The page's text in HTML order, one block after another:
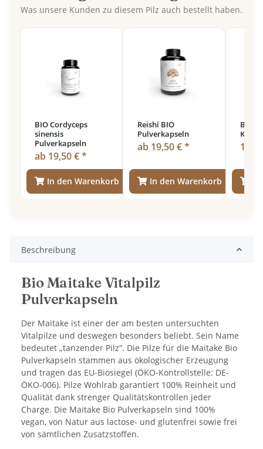
Was unsere Kunden zu diesem Pilz auch bestellt haben.
BIO Cordyceps
sinensis
Pulverkapseln
ab 19,50 € *
In den Warenkorb
Reishi BIO
Pulverkapseln
ab 19,50 € *
In den Warenkorb
BIO
Kultur
Beschreibung
Bio Maitake Vitalpilz
Pulverkapseln
Der Maitake ist einer der am besten untersuchten
Vitalpilze und deswegen besonders beliebt. Sein Name
bedeutet „tanzender Pilz“. Die Pilze für die Maitake Bio
Pulverkapseln stammen aus ökologischer Erzeugung
und tragen das EU-Biosiegel (ÖKO-Kontrollstelle: DE-
ÖKO-006). Pilze Wohlrab garantiert 100% Reinheit und
Qualität dank strenger Qualitätskontrollen jeder
Charge. Die Maitake Bio Pulverkapseln sind 100%
vegan, von Natur aus lactose- und glutenfrei sowie frei
von sämtlichen Zusatzstoffen.